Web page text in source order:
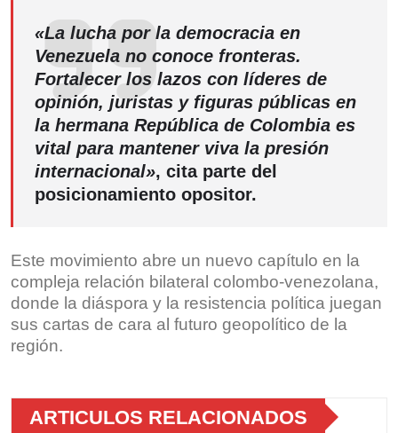
«La lucha por la democracia en
Venezuela no conoce fronteras.
Fortalecer los lazos con líderes de
opinión, juristas y figuras públicas en
la hermana República de Colombia es
vital para mantener viva la presión
internacional», cita parte del
posicionamiento opositor.
Este movimiento abre un nuevo capítulo en la
compleja relación bilateral colombo-venezolana,
donde la diáspora y la resistencia política juegan
sus cartas de cara al futuro geopolítico de la
región.
ARTICULOS RELACIONADOS